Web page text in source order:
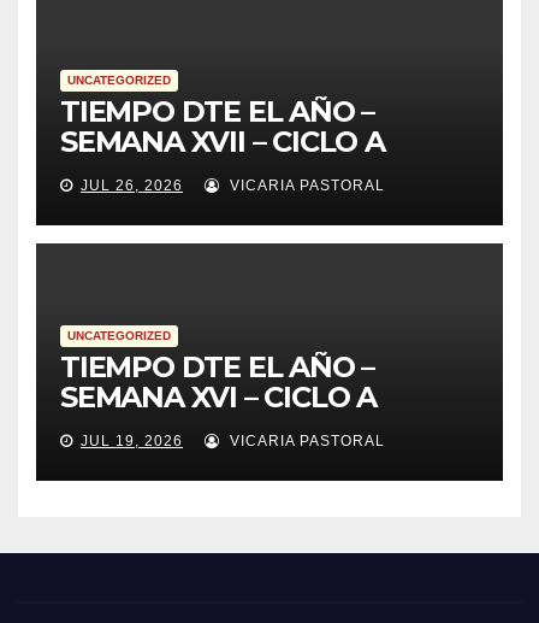
UNCATEGORIZED
TIEMPO DTE EL AÑO –
SEMANA XVII – CICLO A
JUL 26, 2026 VICARIA PASTORAL
UNCATEGORIZED
TIEMPO DTE EL AÑO –
SEMANA XVI – CICLO A
JUL 19, 2026 VICARIA PASTORAL